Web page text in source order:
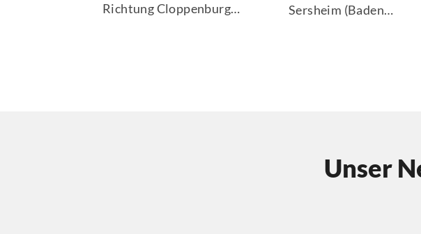
Richtung Cloppenburg…
Sersheim (Baden…
Unser